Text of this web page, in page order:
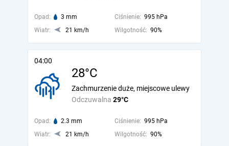
Opad: 3 mm Ciśnienie: 995 hPa
Wiatr:
21 km/h Wilgotność: 90%
04:00
28°C
Odczuwalna 29°C
Zachmurzenie duże, miejscowe ulewy
Opad: 2.3 mm Ciśnienie: 995 hPa
Wiatr:
21 km/h Wilgotność: 90%